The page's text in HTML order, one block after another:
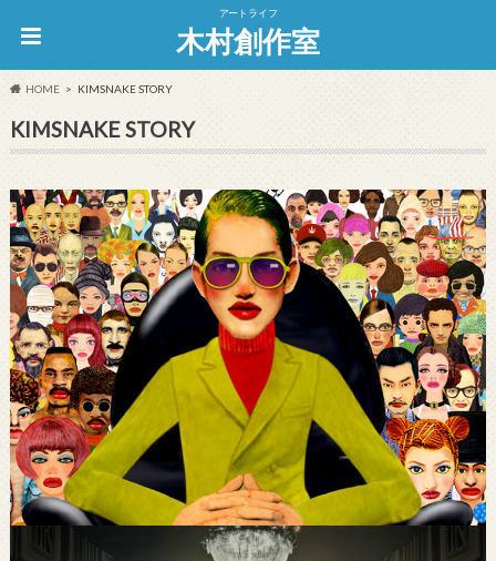
アートライフ
木村創作室
HOME KIMSNAKE STORY
KIMSNAKE STORY